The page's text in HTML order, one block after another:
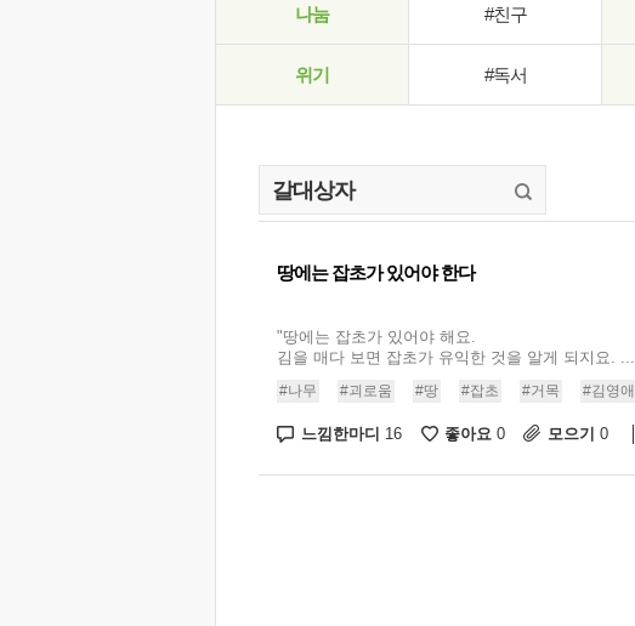
나눔 #친구
위기 #독서
땅에는 잡초가 있어야 한다
"땅에는 잡초가 있어야 해요.
김을 매다 보면 잡초가 유익한 것을 알게 되지요. ...
#나무 #괴로움 #땅 #잡초 #거목 #김영애
느낌한마디 16 좋아요 0 모으기 0